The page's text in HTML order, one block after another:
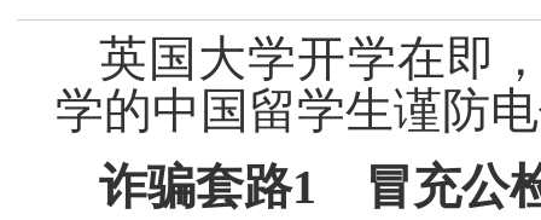
英国大学开学在即
学的中国留学生谨防
诈骗套路1 冒充公